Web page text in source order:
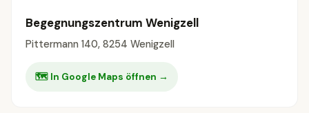
Begegnungszentrum Wenigzell
Pittermann 140, 8254 Wenigzell
🗺 In Google Maps öffnen →